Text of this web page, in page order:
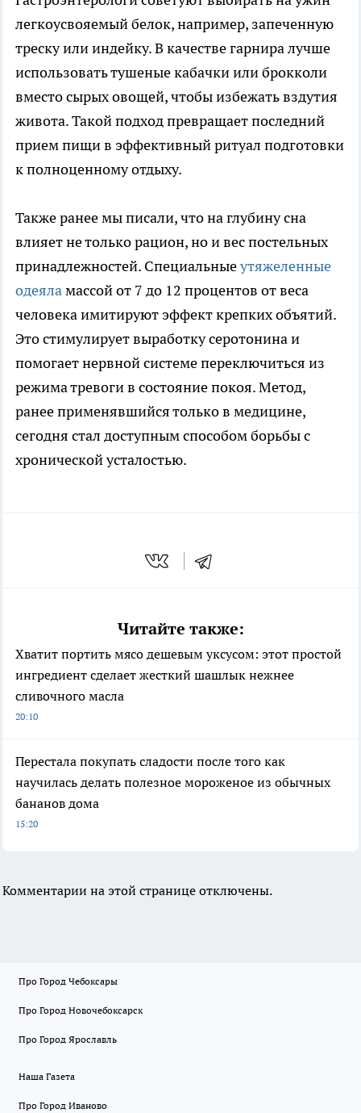
легкоусвояемый белок, например, запеченную
треску или индейку. В качестве гарнира лучше
использовать тушеные кабачки или брокколи
вместо сырых овощей, чтобы избежать вздутия
живота. Такой подход превращает последний
прием пищи в эффективный ритуал подготовки
к полноценному отдыху.
Также ранее мы писали, что на глубину сна
влияет не только рацион, но и вес постельных
принадлежностей. Специальныеутяжеленные
одеяламассой от 7 до 12 процентов от веса
человека имитируют эффект крепких объятий.
Это стимулирует выработку серотонина и
помогает нервной системе переключиться из
режима тревоги в состояние покоя. Метод,
ранее применявшийся только в медицине,
сегодня стал доступным способом борьбы с
хронической усталостью.
Читайте также:
Хватит портить мясо дешевым уксусом: этот простой
ингредиент сделает жесткий шашлык нежнее
сливочного масла
20:10
Перестала покупать сладости после того как
научилась делать полезное мороженое из обычных
бананов дома
15:20
Комментарии на этой странице отключены.
Про Город Чебоксары
Про Город Новочебоксарск
Про Город Ярославль
Наша Газета
Про Город Иваново